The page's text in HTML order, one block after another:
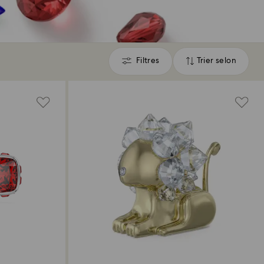
Filtres
Filtres Trier selon
Trier